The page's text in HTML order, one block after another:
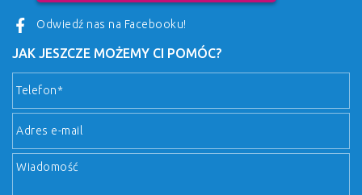
Odwiedź nas na Facebooku!
JAK JESZCZE MOŻEMY CI POMÓC?